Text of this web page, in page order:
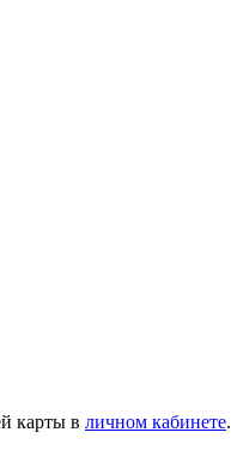
карты в личном кабинете.